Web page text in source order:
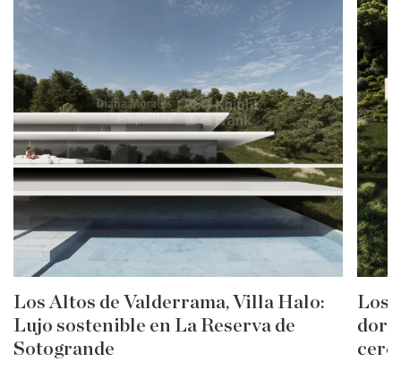
Los Altos de Valderrama, Villa Halo:
Lujo sostenible en La Reserva de
Sotogrande
Los